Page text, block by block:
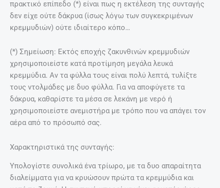
πρακτικό επίπεδο (*) είναι πως η εκτέλεση της συνταγής
δεν είχε ούτε δάκρυα (ίσως λόγω των συγκεκριμένων
κρεμμυδιών) ούτε ιδιαίτερο κόπο…
(*) Σημείωση: Εκτός εποχής ζακυνθινών κρεμμυδιών
χρησιμοποιείστε κατά προτίμηση μεγάλα λευκά
κρεμμύδια. Αν τα φύλλα τους είναι πολύ λεπτά, τυλίξτε
τους ντολμάδες με δυο φύλλα. Για να αποφύγετε τα
δάκρυα, καθαρίστε τα μέσα σε λεκάνη με νερό ή
χρησιμοποιείστε ανεμιστήρα με τρόπο που να απάγει τον
αέρα από το πρόσωπό σας.
Χαρακτηριστικά της συνταγής:
Υπολογίστε συνολικά ένα τρίωρο, με τα δυο απαραίτητα
διαλείμματα για να κρυώσουν πρώτα τα κρεμμύδια και